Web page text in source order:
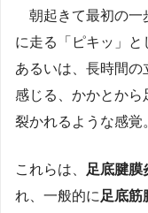
朝起きて最初の一
に走る「ピキッ」と
あるいは、長時間の
感じる、かかとから
裂かれるような感覚
これらは、 足底腱膜
れ、一般的に 足底筋